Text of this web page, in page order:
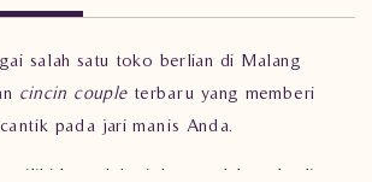
salah satu toko berlian di Malang
cincin coupleterbaru yang memberi
pada jari manis Anda.
bentuk hati dengan 1 batu berlian